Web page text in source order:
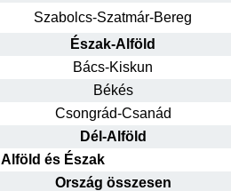
Szabolcs-Szatmár-Bereg
Észak-Alföld
Bács-Kiskun
Békés
Csongrád-Csanád
Dél-Alföld
Alföld és Észak
Ország összesen